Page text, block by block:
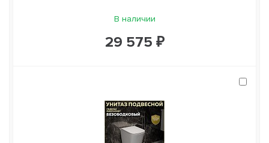
В наличии
29 575 ₽